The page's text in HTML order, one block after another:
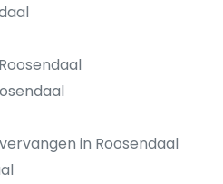
in Roosendaal